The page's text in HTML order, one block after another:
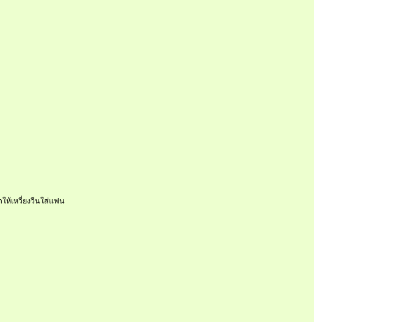
ห้เหวี่ยงวีนใส่แฟน